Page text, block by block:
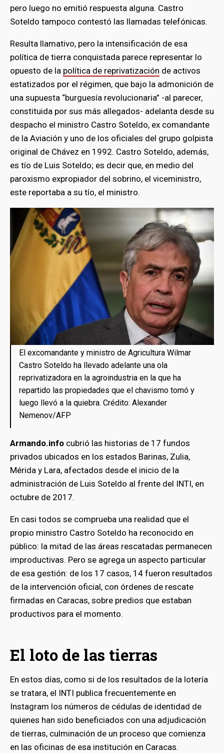
pero luego no emitió respuesta alguna. Castro
Soteldo tampoco contestó las llamadas telefónicas.
Resulta llamativo, pero la intensificación de esa
política de tierra conquistada parece representar lo
opuesto de la política de reprivatización de activos
estatizados por el régimen, que bajo la admonición de
una supuesta “burguesía revolucionaria” -al parecer,
constituida por sus más allegados- adelanta desde su
despacho el ministro Castro Soteldo, ex comandante
de la Aviación y uno de los oficiales del grupo golpista
original de Chávez en 1992. Castro Soteldo, además,
es tío de Luis Soteldo; es decir que, en medio del
paroxismo expropiador del sobrino, el viceministro,
este reportaba a su tío, el ministro.
El excomandante y ministro de Agricultura Wilmar
Castro Soteldo ha llevado adelante una ola
reprivatizadora en la agroindustria en la que ha
repartido las propiedades que el chavismo tomó y
luego llevó a la quiebra. Crédito: Alexander
Nemenov/AFP
Armando.info cubrió las historias de 17 fundos
privados ubicados en los estados Barinas, Zulia,
Mérida y Lara, afectados desde el inicio de la
administración de Luis Soteldo al frente del INTI, en
octubre de 2017.
En casi todos se comprueba una realidad que el
propio ministro Castro Soteldo ha reconocido en
público: la mitad de las áreas rescatadas permanecen
improductivas. Pero se agrega un aspecto particular
de esa gestión: de los 17 casos, 14 fueron resultados
de la intervención oficial, con órdenes de rescate
firmadas en Caracas, sobre predios que estaban
productivos para el momento.
El loto de las tierras
En estos días, como si de los resultados de la lotería
se tratara, el INTI publica frecuentemente en
Instagram los números de cédulas de identidad de
quienes han sido beneficiados con una adjudicación
de tierras, culminación de un proceso que comienza
en las oficinas de esa institución en Caracas.